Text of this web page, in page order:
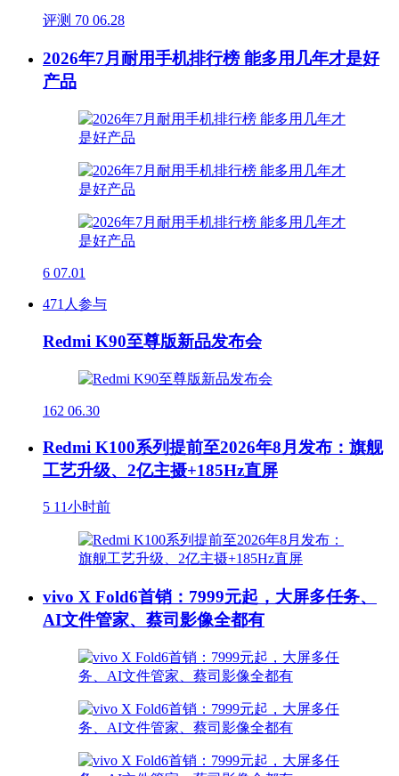
评测 70 06.28
2026年7月耐用手机排行榜 能多用几年才是好
产品
6 07.01
471人参与
Redmi K90至尊版新品发布会
162 06.30
Redmi K100系列提前至2026年8月发布：旗舰
工艺升级、2亿主摄+185Hz直屏
5 11小时前
vivo X Fold6首销：7999元起，大屏多任务、
AI文件管家、蔡司影像全都有